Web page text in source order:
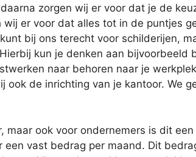
zorgen wij er voor dat je de
er voor dat alles tot in de puntjes
bij ons terecht voor schilderijen,
kun je denken aan bijvoorbeeld
naar behoren naar je
ook de inrichting van je kantoor. We
maar ook voor ondernemers is dit
een vast bedrag per maand. Dit